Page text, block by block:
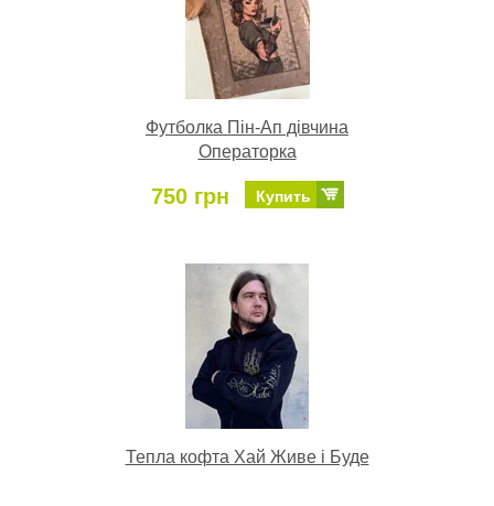
Футболка Пін-Ап дівчина
Операторка
750 грн Купить
Тепла кофта Хай Живе і Буде